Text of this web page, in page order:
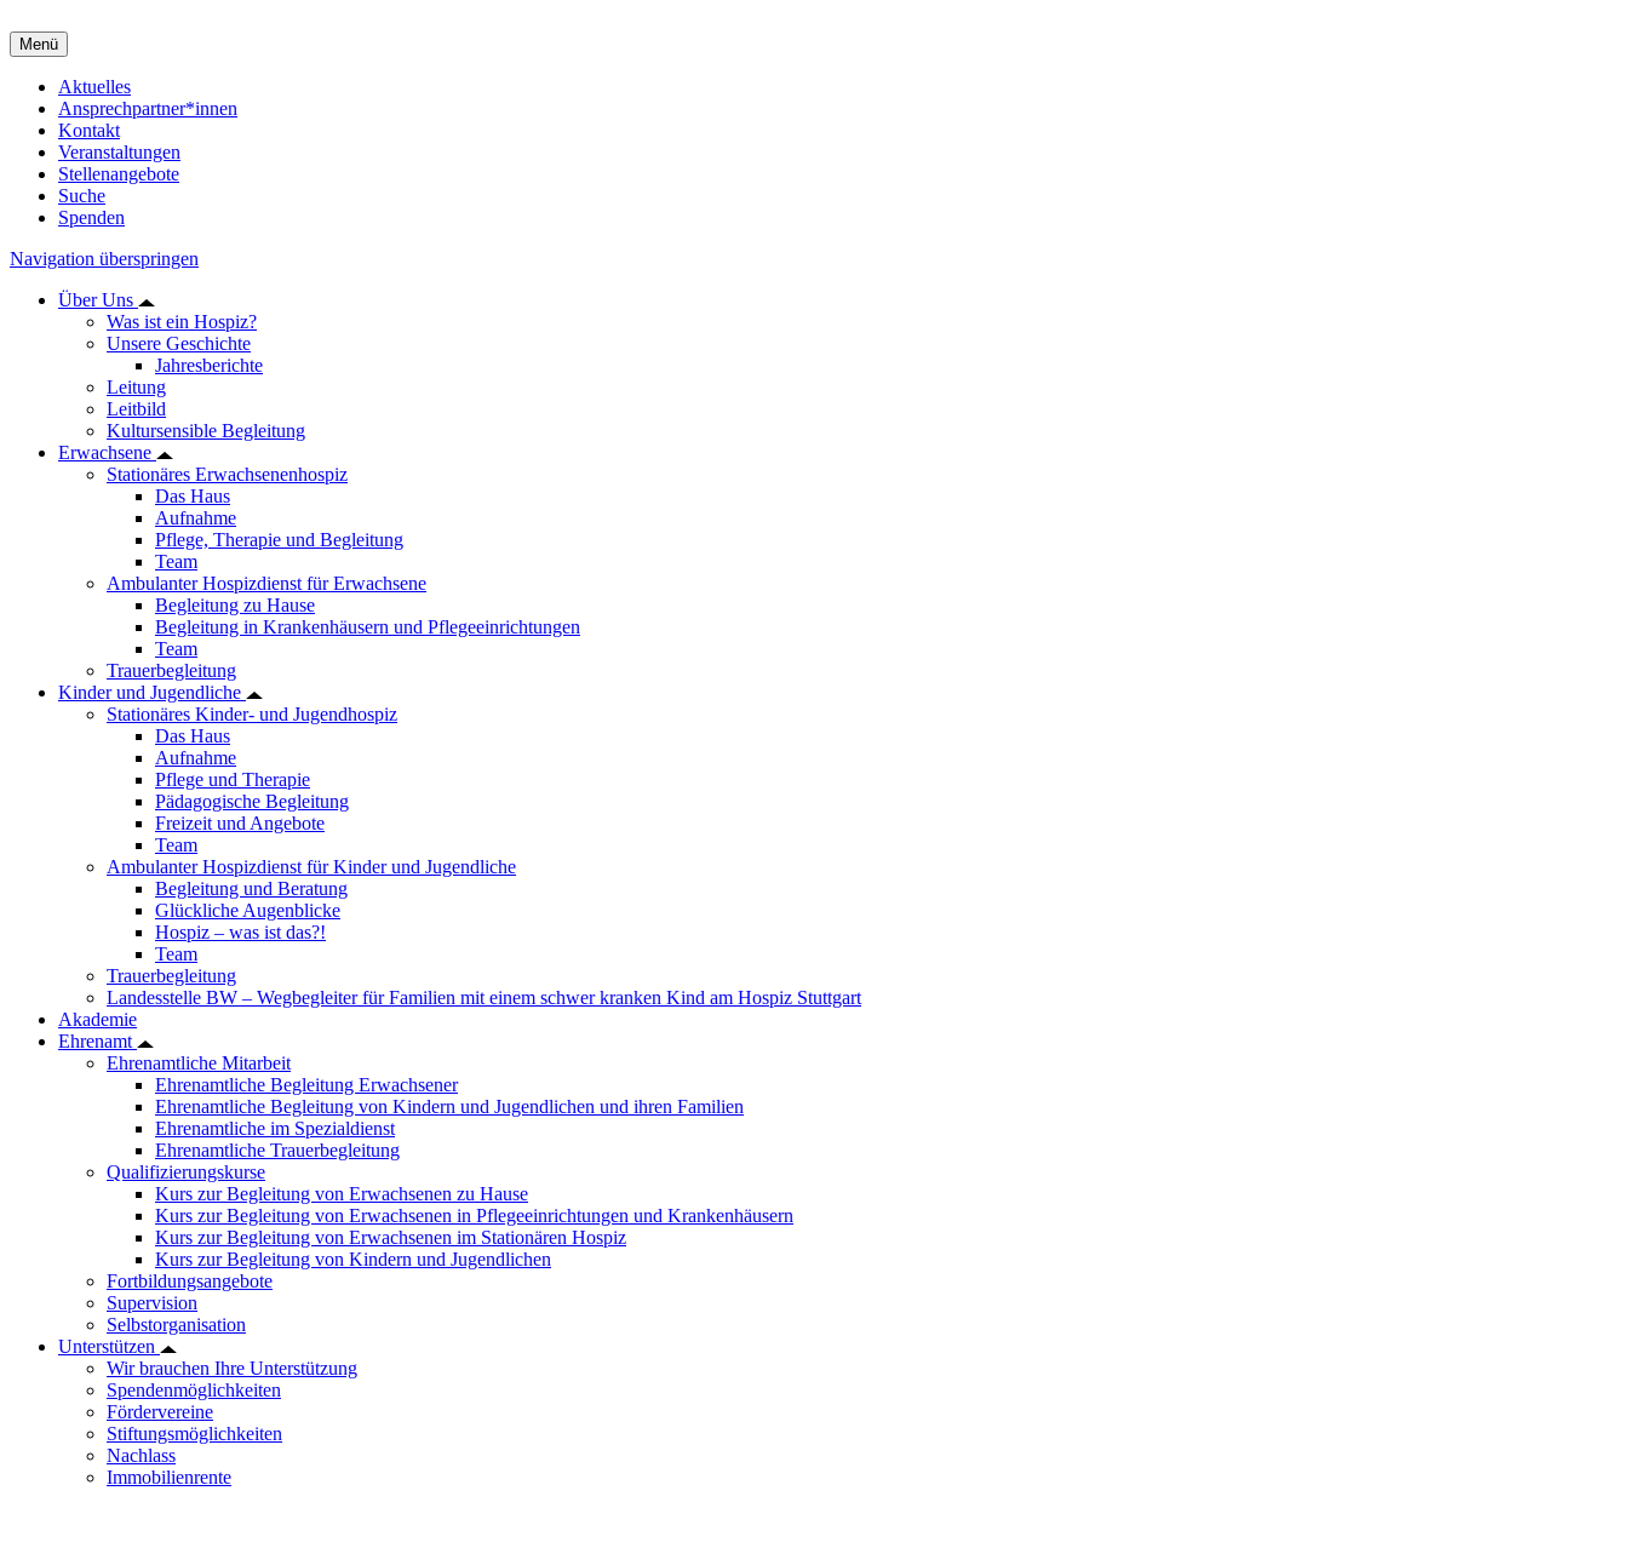
Menü
Aktuelles
Ansprechpartner*innen
Kontakt
Veranstaltungen
Stellenangebote
Suche
Spenden
Navigation überspringen
Über Uns
Was ist ein Hospiz?
Unsere Geschichte
Jahresberichte
Leitung
Leitbild
Kultursensible Begleitung
Erwachsene
Stationäres Erwachsenenhospiz
Das Haus
Aufnahme
Pflege, Therapie und Begleitung
Team
Ambulanter Hospizdienst für Erwachsene
Begleitung zu Hause
Begleitung in Krankenhäusern und Pflegeeinrichtungen
Team
Trauerbegleitung
Kinder und Jugendliche
Stationäres Kinder- und Jugendhospiz
Das Haus
Aufnahme
Pflege und Therapie
Pädagogische Begleitung
Freizeit und Angebote
Team
Ambulanter Hospizdienst für Kinder und Jugendliche
Begleitung und Beratung
Glückliche Augenblicke
Hospiz – was ist das?!
Team
Trauerbegleitung
Landesstelle BW – Wegbegleiter für Familien mit einem schwer kranken Kind am Hospiz Stuttgart
Akademie
Ehrenamt
Ehrenamtliche Mitarbeit
Ehrenamtliche Begleitung Erwachsener
Ehrenamtliche Begleitung von Kindern und Jugendlichen und ihren Familien
Ehrenamtliche im Spezialdienst
Ehrenamtliche Trauerbegleitung
Qualifizierungskurse
Kurs zur Begleitung von Erwachsenen zu Hause
Kurs zur Begleitung von Erwachsenen in Pflegeeinrichtungen und Krankenhäusern
Kurs zur Begleitung von Erwachsenen im Stationären Hospiz
Kurs zur Begleitung von Kindern und Jugendlichen
Fortbildungsangebote
Supervision
Selbstorganisation
Unterstützen
Wir brauchen Ihre Unterstützung
Spendenmöglichkeiten
Fördervereine
Stiftungsmöglichkeiten
Nachlass
Immobilienrente